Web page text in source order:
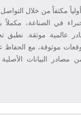
مكثفاً من خلال
في الصناعة، مكملاً
عالمية موثقة. نطبق
موثوقة، مع الحفاظ
من مصادر البيانات